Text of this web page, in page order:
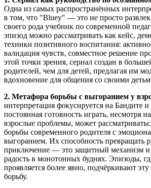
Одна из самых распространённых
в том, что "Bluey" — это не просто
своего рода учебник по современной
эпизод можно рассматривать как кейс,
техники позитивного воспитания:
валидация чувств, совместное решение
этой точки зрения, сериал создан в
родителей, чем для детей, предлагая им
вдохновение для общения со своими
2. Метафора борьбы с выгоранием у
интерпретация фокусируется на Бандите
постоянная готовность играть, несмотря
взрослые проблемы, может
борьбы современного родителя с
выгоранием. Их способность превращать
приключение — это защитный механизм и
радость в монотонных буднях. Эпизоды,
проявляется более явно, подчёркивают
борьбу.